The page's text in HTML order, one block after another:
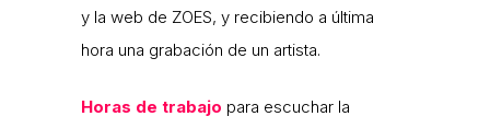
y la web de ZOES, y recibiendo a última
hora una grabación de un artista.
Horas de trabajo para escuchar la